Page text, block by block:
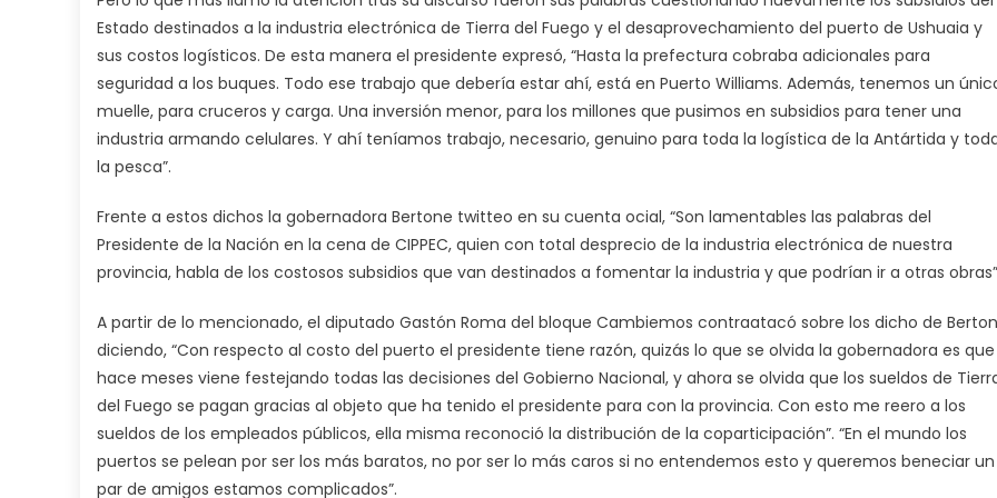
Estado destinados a la industria electrónica de Tierra del Fuego y el desaprovechamiento del puerto de Ushuaia y
sus costos logísticos. De esta manera el presidente expresó, “Hasta la prefectura cobraba adicionales para
seguridad a los buques. Todo ese trabajo que debería estar ahí, está en Puerto Williams. Además, tenemos un
muelle, para cruceros y carga. Una inversión menor, para los millones que pusimos en subsidios para tener una
industria armando celulares. Y ahí teníamos trabajo, necesario, genuino para toda la logística de la Antártida y
la pesca”.
Frente a estos dichos la gobernadora Bertone twitteo en su cuenta ocial, “Son lamentables las palabras del
Presidente de la Nación en la cena de CIPPEC, quien con total desprecio de la industria electrónica de nuestra
provincia, habla de los costosos subsidios que van destinados a fomentar la industria y que podrían ir a otras
A partir de lo mencionado, el diputado Gastón Roma del bloque Cambiemos contraatacó sobre los dicho de
diciendo, “Con respecto al costo del puerto el presidente tiene razón, quizás lo que se olvida la gobernadora es que
hace meses viene festejando todas las decisiones del Gobierno Nacional, y ahora se olvida que los sueldos de
del Fuego se pagan gracias al objeto que ha tenido el presidente para con la provincia. Con esto me reero a los
sueldos de los empleados públicos, ella misma reconoció la distribución de la coparticipación”. “En el mundo los
puertos se pelean por ser los más baratos, no por ser lo más caros si no entendemos esto y queremos beneciar un
par de amigos estamos complicados”.